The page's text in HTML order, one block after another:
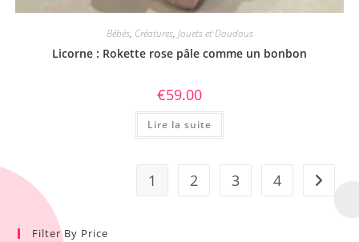
Bébés, Créatures, Jouets et Doudous
Licorne : Rokette rose pâle comme un bonbon
€59.00
Lire la suite
1 2 3 4
Filter By Price